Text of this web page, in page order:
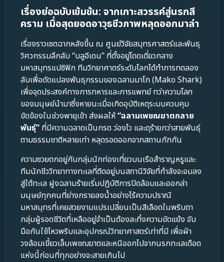
เรื่องย่อฉบับเข้มข้น: จากเกาะสวรรค์สู่นรกสี
คราม เมื่อสุดยอดอาวุธชีวภาพหลุดออกมาล่า
เรื่องราวเซตฉากหลังขึ้น ณ ศูนย์วิจัยสมุทรศาสตร์และพันธุ
วิศวกรรมลึกลับ “บลูอีเดน” ที่ตั้งอยู่โดดเดี่ยวกลาง
มหาสมุทรแปซิฟิก ทีมวิทยาศาตร์ระดับโลกได้ทำการทดลอง
ลับเพื่อดัดแปลงพันธุกรรมของฉลามมาโก (Mako Shark)
เพื่อจุดประสงค์ทางการทหารและการแพทย์ ทว่าความโลภ
ของมนุษย์นำมาซึ่งหายนะเมื่อเกิดอุบัติเหตุระบบควบคุม
ขัดข้องในช่วงพายุเข้า ส่งผลให้“ฉลามเพชฌฆาตกลาย
พันธุ์” ที่มีความฉลาดเป็นกรด ว่องไว และดุร้ายกว่าสายพันธุ์
ตามธรรมชาติหลายเท่า หลุดรอดออกจากสถานกักกัน
ความซวยตกอยู่กับกลุ่มนักท่องเที่ยวบนเรือสำราญหรูและ
ทีมนักชีววิทยาทางทะเลที่ติดอยู่บนสถานีวิจัยที่กำลังจะจมลง
สู่ใต้ทะเล ฝูงฉลามร้ายเริ่มปฏิบัติการปิดล้อมและออกล่า
มนุษย์ทุกคนที่ย่างกรายลงน้ำอย่างไร้ความปราณี
มหาสมุทรที่เคยสวยงามแปรเปลี่ยนเป็นสีเลือดในพริบตา
กลุ่มผู้รอดชีวิตที่เหลืออยู่จำเป็นต้องละทิ้งความขัดแย้ง จับ
มือกันใช้ไหวพริบและอุปกรณ์วิทยาศาสตร์เท่าที่มี เพื่อฝ่า
วงล้อมเขี้ยวเล็บเพชฌฆาตและหนีออกไปจากนรกทะเลเดือด
แห่งนี้ก่อนที่ทุกอย่างจะสายเกินไป